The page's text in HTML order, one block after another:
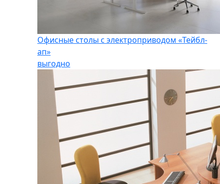
Офисные столы с электроприводом «Тейбл-
ап»
выгодно